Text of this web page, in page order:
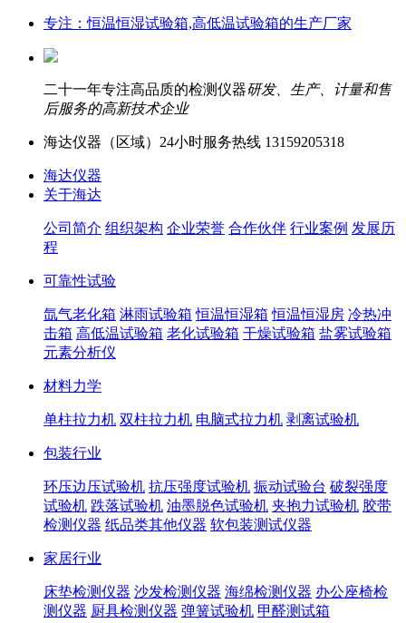
专注：恒温恒湿试验箱,高低温试验箱的生产厂家
二十一年专注高品质的检测仪器研发、生产、计量和售
后服务的高新技术企业
海达仪器（ 区域）24小时服务热线 13159205318
海达仪器
关于海达
公司简介 组织架构 企业荣誉 合作伙伴 行业案例 发展历
程
可靠性试验
氙气老化箱 淋雨试验箱 恒温恒湿箱 恒温恒湿房 冷热冲
击箱 高低温试验箱 老化试验箱 干燥试验箱 盐雾试验箱
元素分析仪
材料力学
单柱拉力机 双柱拉力机 电脑式拉力机 剥离试验机
包装行业
环压边压试验机 抗压强度试验机 振动试验台 破裂强度
试验机 跌落试验机 油墨脱色试验机 夹抱力试验机 胶带
检测仪器 纸品类其他仪器 软包装测试仪器
家居行业
床垫检测仪器 沙发检测仪器 海绵检测仪器 办公座椅检
测仪器 厨具检测仪器 弹簧试验机 甲醛测试箱